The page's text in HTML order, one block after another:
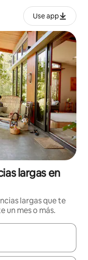
Use app
largas en
largas que te
un mes o más.
podrás navegar